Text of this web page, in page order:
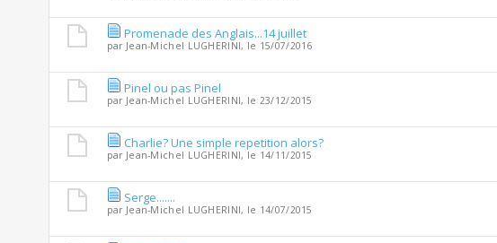
Promenade des Anglais...14 juillet
par Jean-Michel LUGHERINI, le 15/07/2016
Pinel ou pas Pinel
par Jean-Michel LUGHERINI, le 23/12/2015
Charlie? Une simple repetition alors?
par Jean-Michel LUGHERINI, le 14/11/2015
Serge.......
par Jean-Michel LUGHERINI, le 14/07/2015